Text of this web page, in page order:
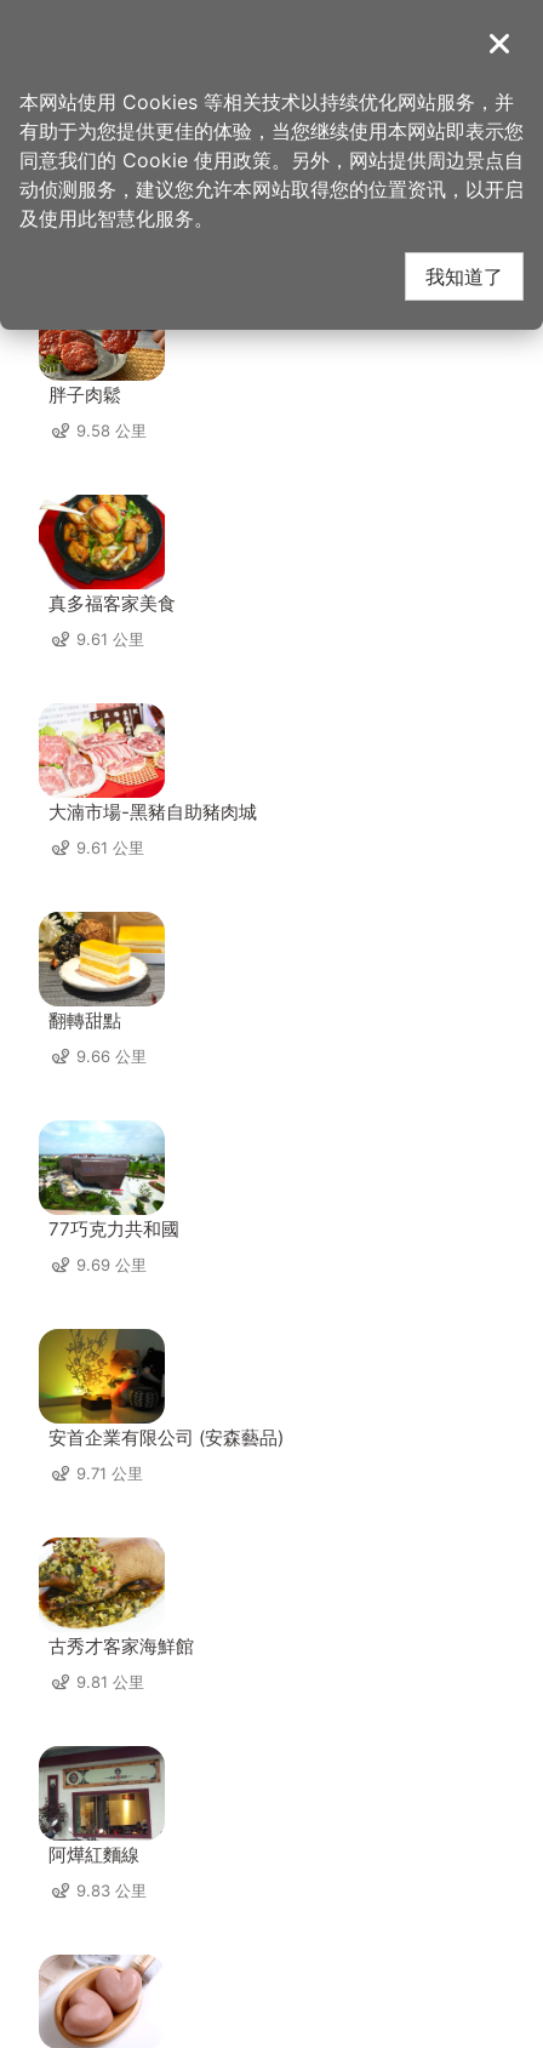
導覽
首页 > 想去的地方 > 美食、购物 > 普默提陀
普默提陀 周边店家
胖子肉鬆
9.58 公里
真多福客家美食
9.61 公里
大湳市場-黑豬自助豬肉城
9.61 公里
翻轉甜點
9.66 公里
77巧克力共和國
9.69 公里
安首企業有限公司 (安森藝品)
9.71 公里
古秀才客家海鮮館
9.81 公里
阿燁紅麵線
9.83 公里
关闭
本网站使用 Cookies 等相关技术以持续优化网站服务，并
有助于为您提供更佳的体验，当您继续使用本网站即表示您
同意我们的 Cookie 使用政策。另外，网站提供周边景点自
动侦测服务，建议您允许本网站取得您的位置资讯，以开启
及使用此智慧化服务。
我知道了